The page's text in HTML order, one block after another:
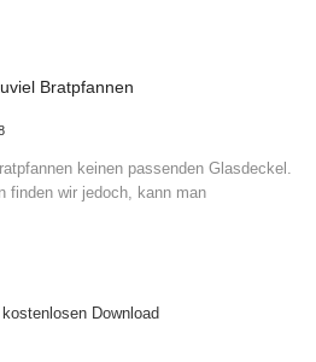
Bratpfannen
keinen passenden Glasdeckel.
finden wir jedoch, kann man